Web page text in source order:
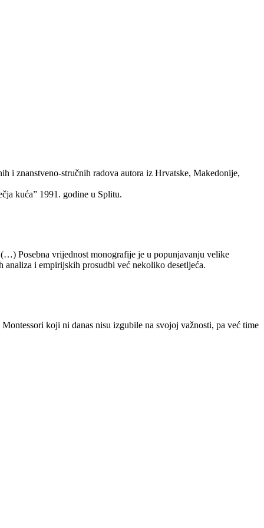
i znanstveno-stručnih radova autora iz Hrvatske, Makedonije,
kuća” 1991. godine u Splitu.
Posebna vrijednost monografije je u popunjavanju velike
i empirijskih prosudbi već nekoliko desetljeća.
koji ni danas nisu izgubile na svojoj važnosti, pa već time